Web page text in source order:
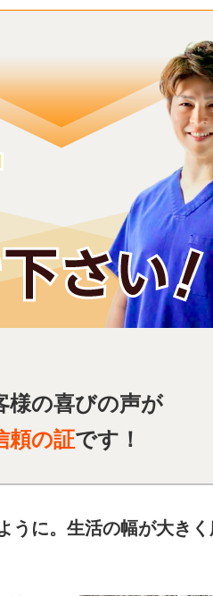
様の喜びの声が
頼の証です！
うに。生活の幅が大き